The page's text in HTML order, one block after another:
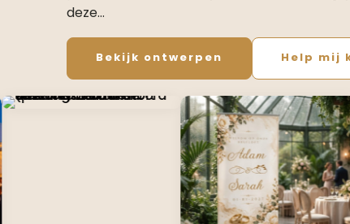
deze…
Bekijk ontwerpen Help mij